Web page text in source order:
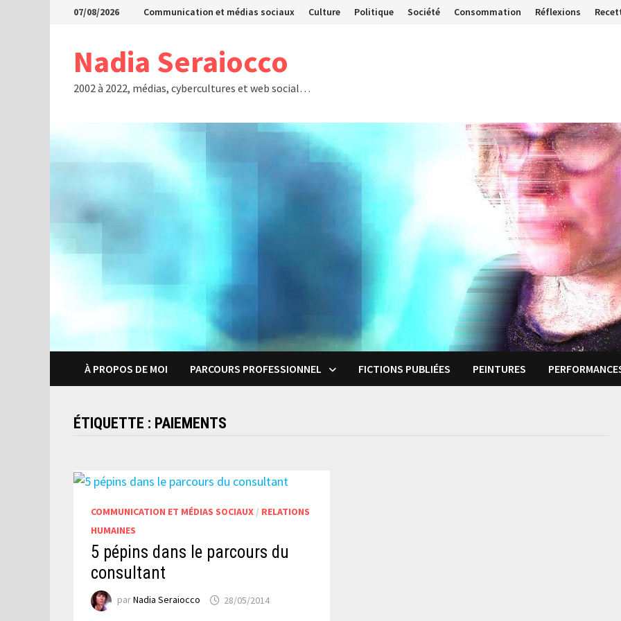
Passer07/08/2026 Communication et médias sociaux Culture Politique Société Consommation Réflexions
Nadia Seraiocco
2002 à 2022, médias, cybercultures et web social…
À PROPOS DE MOI PARCOURS PROFESSIONNEL FICTIONS PUBLIÉES PEINTURES
ÉTIQUETTE : PAIEMENTS
COMMUNICATION ET MÉDIAS SOCIAUX / RELATIONS
HUMAINES
5 pépins dans le parcours du
consultant
parNadia Seraiocco 28/05/2014